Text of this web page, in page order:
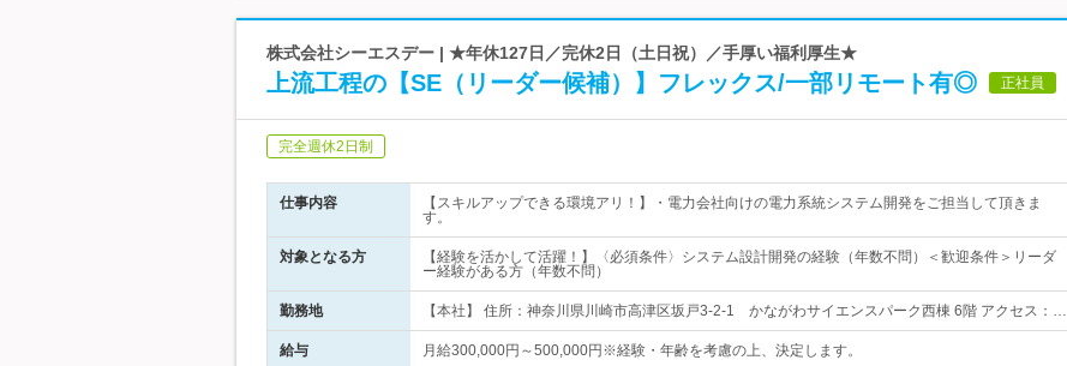
株式会社シーエスデー | ★年休127日／完休2日（土日祝）／手厚い福利厚生★
上流工程の【SE（リーダー候補）】フレックス/一部リモート有◎ 正社員
完全週休2日制
仕事内容
【スキルアップできる環境アリ！】・電力会社向けの電力系統システム開発をご担当して頂きま
す。
対象となる方
【経験を活かして活躍！】〈必須条件〉システム設計開発の経験（年数不問）＜歓迎条件＞リーダ
ー経験がある方（年数不問）
勤務地 【本社】 住所：神奈川県川崎市高津区坂戸3-2-1 かながわサイエンスパーク西棟 6階 アクセス：…
給与 月給300,000円～500,000円※経験・年齢を考慮の上、決定します。